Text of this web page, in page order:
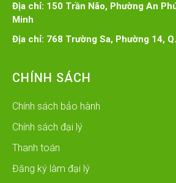
Địa chỉ: 150 Trần Não, Phường An
Minh
Địa chỉ: 768 Trường Sa, Phường 14,
CHÍNH SÁCH
Chính sách bảo hành
Chính sách đại lý
Thanh toán
Đăng ký làm đại lý